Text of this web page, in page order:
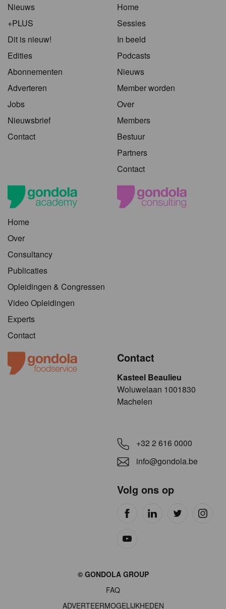
Nieuws
+PLUS
Dit is nieuw!
Edities
Abonnementen
Adverteren
Jobs
Nieuwsbrief
Contact
Home
Sessies
In beeld
Podcasts
Nieuws
Member worden
Over
Members
Bestuur
Partners
Contact
Home
Over
Consultancy
Publicaties
Opleidingen & Congressen
Video Opleidingen
Experts
Contact
Contact
Kasteel Beaulieu
​​​Woluwelaan 1001830
Machelen
+32 2 616 0000
info@gondola.be
Volg ons op
© GONDOLA GROUP
FAQ
ADVERTEERMOGELIJKHEDEN